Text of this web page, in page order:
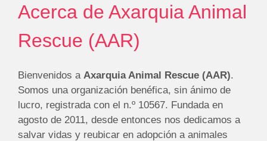
Acerca de Axarquia Animal
Rescue (AAR)
Bienvenidos a Axarquia Animal Rescue (AAR).
Somos una organización benéfica, sin ánimo de
lucro, registrada con el n.º 10567. Fundada en
agosto de 2011, desde entonces nos dedicamos a
salvar vidas y reubicar en adopción a animales